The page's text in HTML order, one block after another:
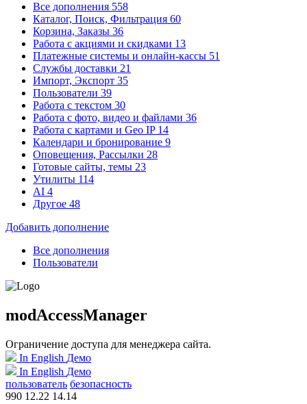
Все дополнения 558
Каталог, Поиск, Фильтрация 60
Корзина, Заказы 36
Работа с акциями и скидками 13
Платежные системы и онлайн-кассы 51
Службы доставки 21
Импорт, Экспорт 35
Пользователи 39
Работа с текстом 30
Работа с фото, видео и файлами 36
Работа с картами и Geo IP 14
Календари и бронирование 9
Оповещения, Рассылки 28
Готовые сайты, темы 23
Утилиты 114
AI 4
Другое 48
Добавить дополнение
Все дополнения
Пользователи
modAccessManager
Ограничение доступа для менеджера сайта.
In English Демо
In English Демо
пользователь безопасность
990 12.22 14.14